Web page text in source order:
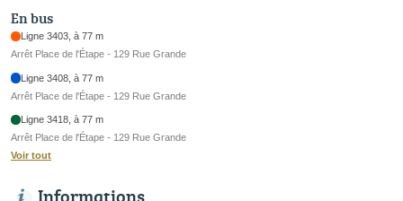
En bus
Ligne 3403, à 77 m
Arrêt Place de l'Étape - 129 Rue Grande
Ligne 3408, à 77 m
Arrêt Place de l'Étape - 129 Rue Grande
Ligne 3418, à 77 m
Arrêt Place de l'Étape - 129 Rue Grande
Voir tout